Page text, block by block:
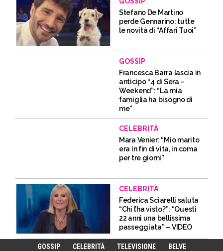
Stefano De Martino
perde Gennarino: tutte
le novità di “Affari Tuoi”
GOSSIP
Francesca Barra lascia in
anticipo “4 di Sera –
Weekend”: “La mia
famiglia ha bisogno di
me”
CELEBRITÀ
Mara Venier: “Mio marito
era in fin di vita, in coma
per tre giorni”
CELEBRITÀ
Federica Sciarelli saluta
“Chi l’ha visto?”: “Questi
22 anni una bellissima
passeggiata” – VIDEO
GOSSIP CELEBRITÀ TELEVISIONE BELVE